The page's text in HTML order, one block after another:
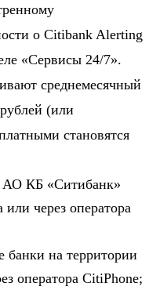
о Citibank Alerting
«Сервисы 24/7».
среднемесячный
(или
становятся
АО КБ «Ситибанк»
через оператора
банки на территории
оператора CitiPhone;